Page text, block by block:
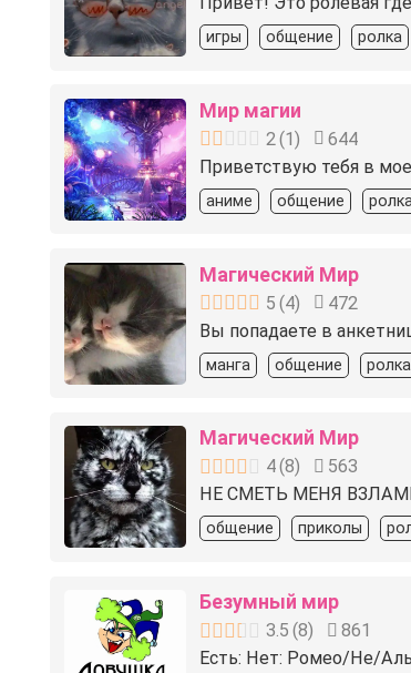
игры общение ролка
Мир магии
2(1)
644
Приветствую тебя в
аниме общение
Магический Мир
5 (4)
472
Вы попадаете в
манга общение ролка
Магический Мир
4(8)
563
НЕ СМЕТЬ МЕНЯ
общение приколы
Безумный мир
3.5 (8)
861
Есть: Нет:⁠ Ромео⁠/Не⁠/